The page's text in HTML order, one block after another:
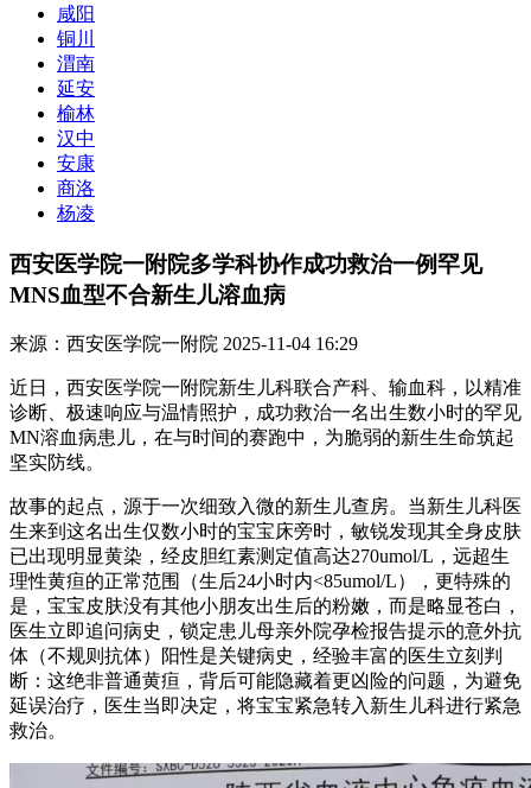
咸阳
铜川
渭南
延安
榆林
汉中
安康
商洛
杨凌
西安医学院一附院多学科协作成功救治一例罕见
MNS血型不合新生儿溶血病
来源：西安医学院一附院 2025-11-04 16:29
近日，西安医学院一附院新生儿科联合产科、输血科，以精准
诊断、极速响应与温情照护，成功救治一名出生数小时的罕见
MN溶血病患儿，在与时间的赛跑中，为脆弱的新生生命筑起
坚实防线。
故事的起点，源于一次细致入微的新生儿查房。当新生儿科医
生来到这名出生仅数小时的宝宝床旁时，敏锐发现其全身皮肤
已出现明显黄染，经皮胆红素测定值高达270umol/L，远超生
理性黄疸的正常范围（生后24小时内<85umol/L），更特殊的
是，宝宝皮肤没有其他小朋友出生后的粉嫩，而是略显苍白，
医生立即追问病史，锁定患儿母亲外院孕检报告提示的意外抗
体（不规则抗体）阳性是关键病史，经验丰富的医生立刻判
断：这绝非普通黄疸，背后可能隐藏着更凶险的问题，为避免
延误治疗，医生当即决定，将宝宝紧急转入新生儿科进行紧急
救治。